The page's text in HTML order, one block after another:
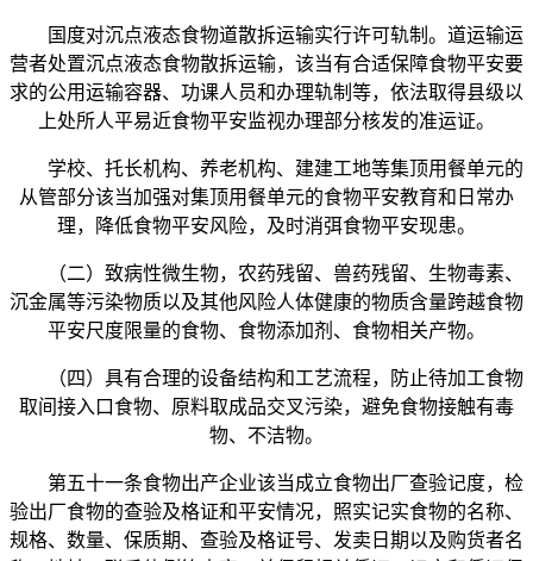
国度对沉点液态食物道散拆运输实行许可轨制。道运输运
营者处置沉点液态食物散拆运输，该当有合适保障食物平安要
求的公用运输容器、功课人员和办理轨制等，依法取得县级以
上处所人平易近食物平安监视办理部分核发的准运证。
学校、托长机构、养老机构、建建工地等集顶用餐单元的
从管部分该当加强对集顶用餐单元的食物平安教育和日常办
理，降低食物平安风险，及时消弭食物平安现患。
（二）致病性微生物，农药残留、兽药残留、生物毒素、
沉金属等污染物质以及其他风险人体健康的物质含量跨越食物
平安尺度限量的食物、食物添加剂、食物相关产物。
（四）具有合理的设备结构和工艺流程，防止待加工食物
取间接入口食物、原料取成品交叉污染，避免食物接触有毒
物、不洁物。
第五十一条食物出产企业该当成立食物出厂查验记度，检
验出厂食物的查验及格证和平安情况，照实记实食物的名称、
规格、数量、保质期、查验及格证号、发卖日期以及购货者名